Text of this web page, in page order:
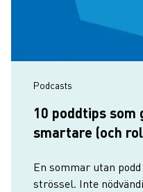
Podcasts
10 poddtips som
smartare (och
En sommar utan
strössel. Inte